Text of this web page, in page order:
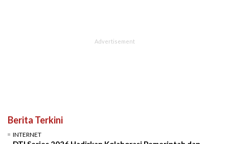
Berita Terkini
INTERNET